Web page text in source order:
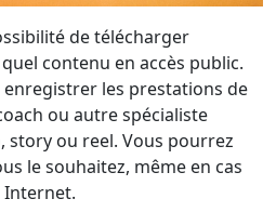
de télécharger
contenu en accès public.
les prestations de
ou autre spécialiste
ou reel. Vous pourrez
le souhaitez, même en cas
Internet.